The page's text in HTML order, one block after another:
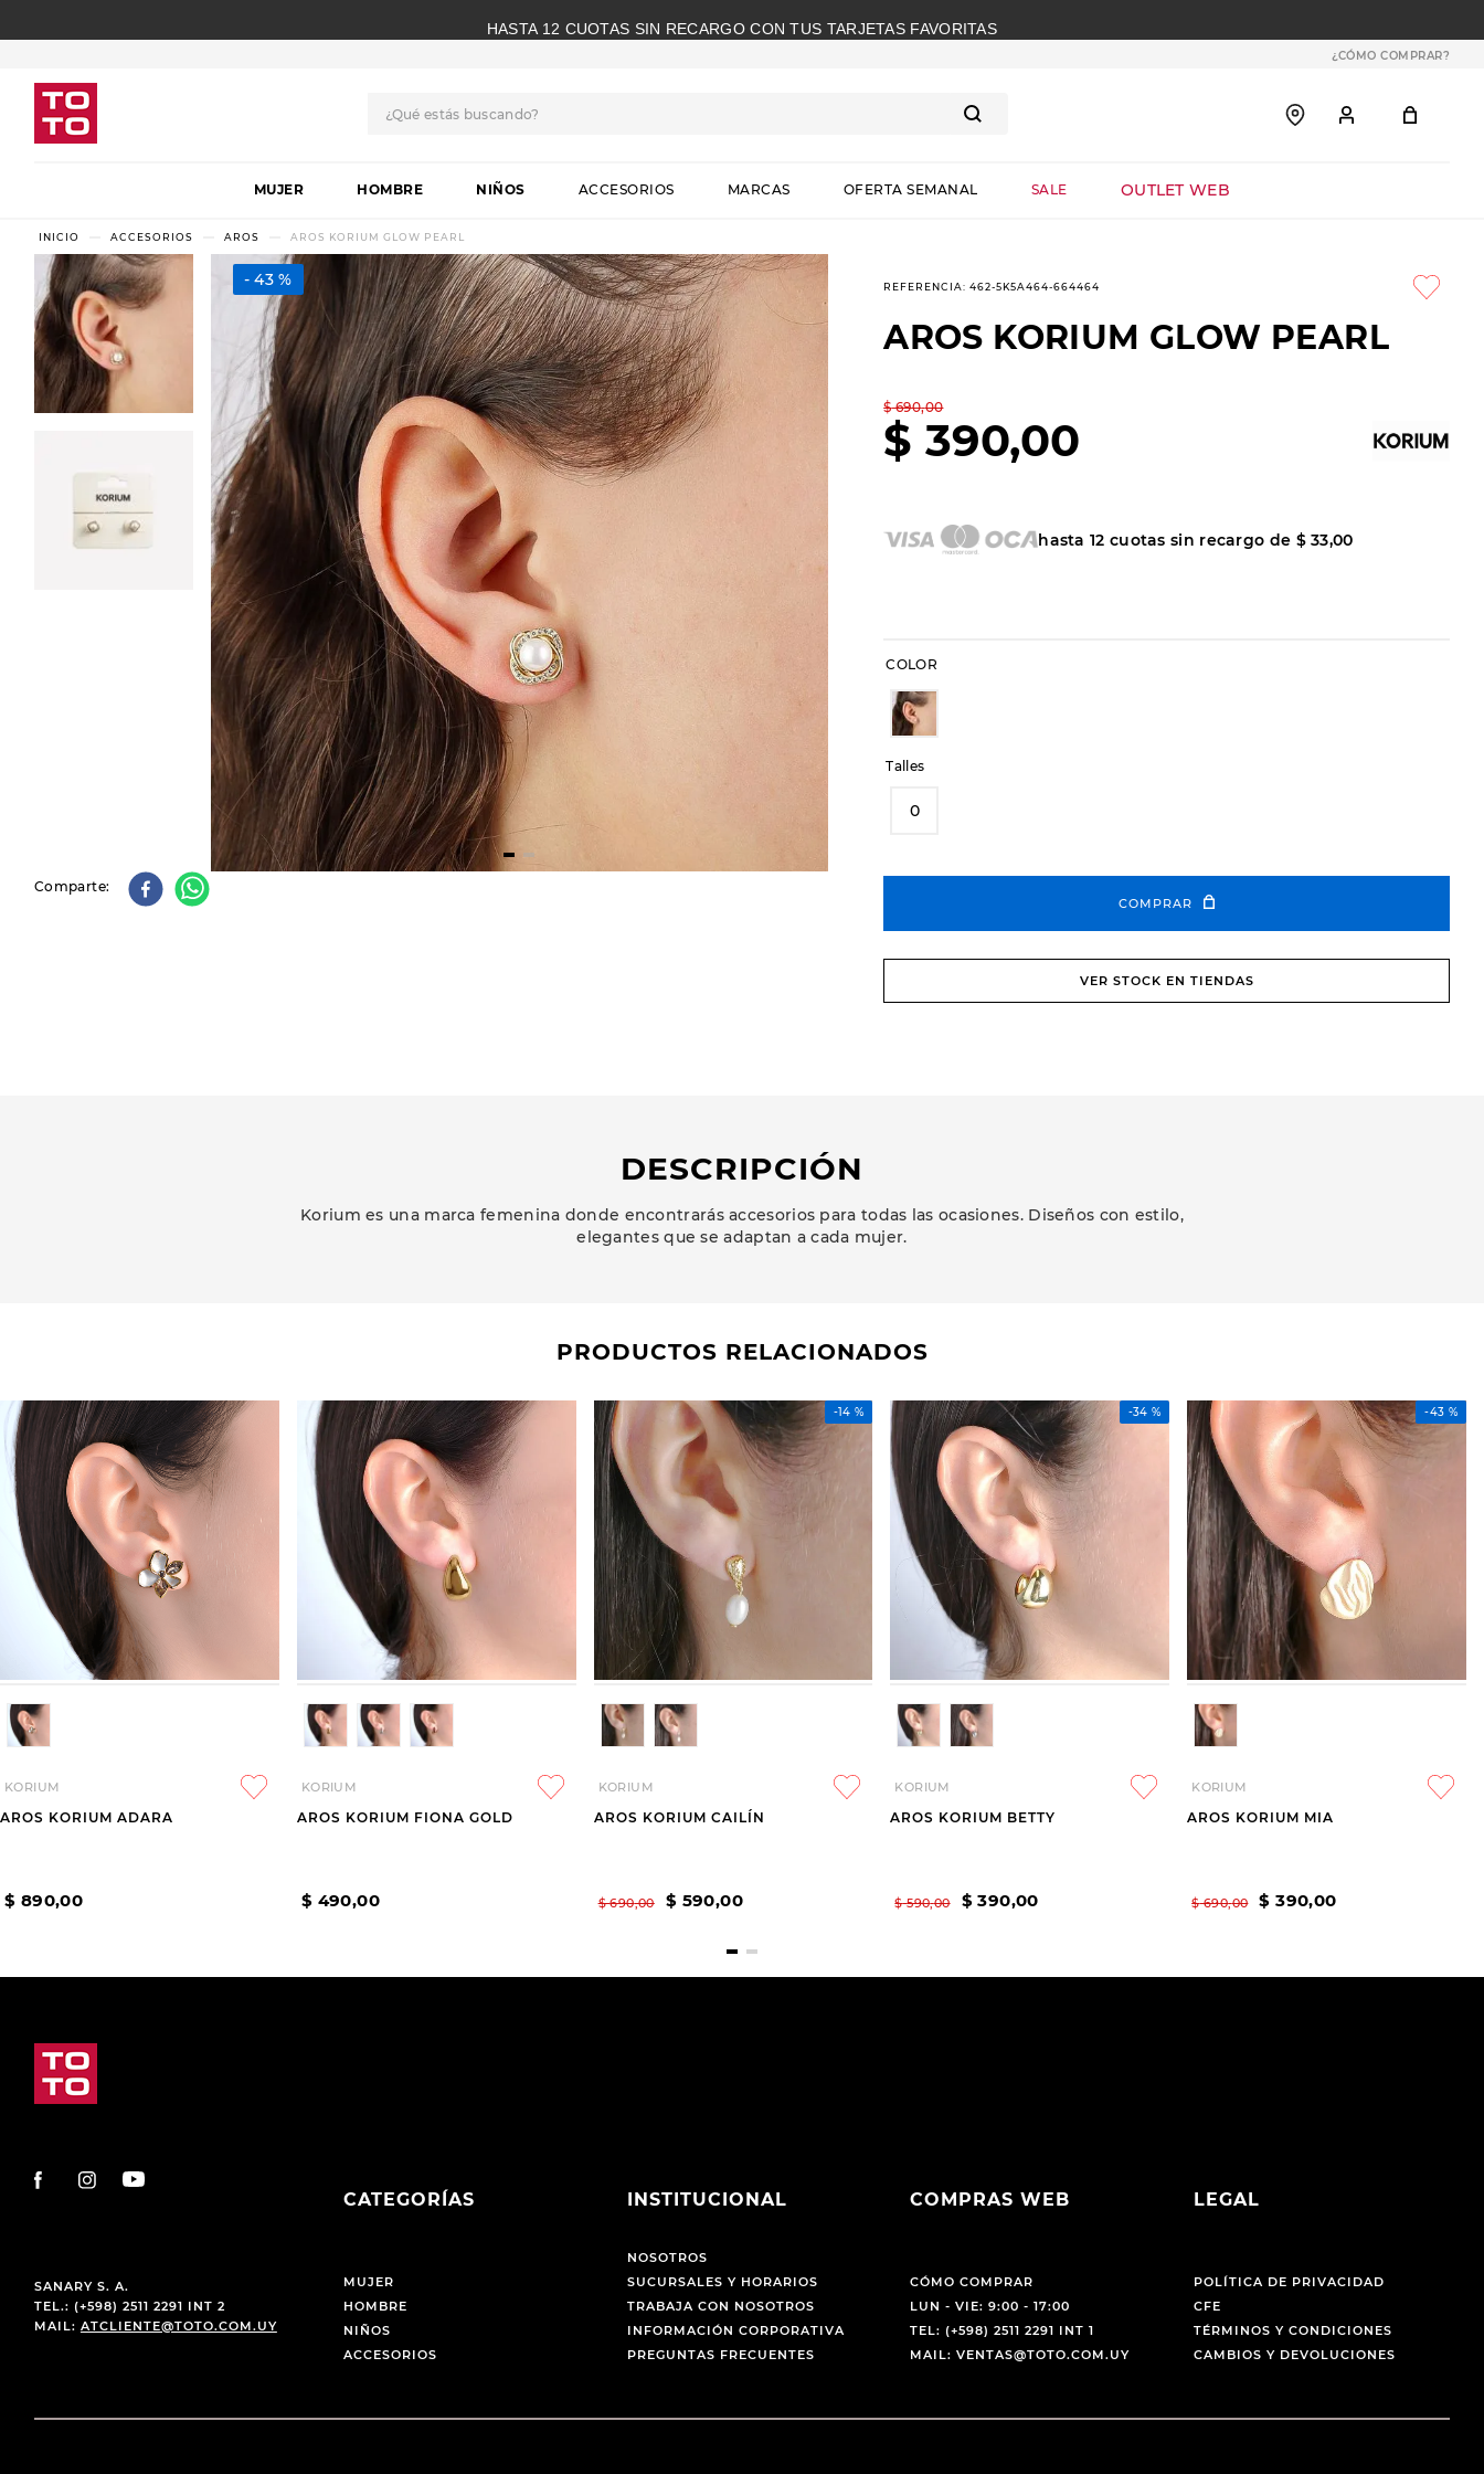
HASTA 12 CUOTAS SIN RECARGO CON TUS TARJETAS FAVORITAS
¿CÓMO COMPRAR?
MUJER HOMBRE NIÑOS ACCESORIOS MARCAS OFERTA SEMANAL SALE OUTLET WEB
ACCESORIOS AROS AROS KORIUM GLOW PEARL
43 %
Comparte
REFERENCIA:462-5K5A464-664464
AROS KORIUM GLOW PEARL
$ 690,00
$ 390,00
hasta12 cuotas sin recargo de $ 33,00
COLOR
Talles
0
COMPRAR
VER STOCK EN TIENDAS
DESCRIPCIÓN
Korium es una marca femenina donde encontrarás accesorios para todas las ocasiones. Diseños con estilo,
elegantes que se adaptan a cada mujer.
PRODUCTOS RELACIONADOS
KORIUM
AROS KORIUM ADARA
$ 890,00
KORIUM
AROS KORIUM FIONA GOLD
$ 490,00
-14 %
KORIUM
AROS KORIUM CAILÍN
$ 690,00 $ 590,00
-34 %
KORIUM
AROS KORIUM BETTY
$ 590,00 $ 390,00
-43 %
KORIUM
AROS KORIUM MIA
$ 690,00 $ 390,00
SANARY S. A.
TEL.: (+598) 2511 2291 INT 2
MAIL: ATCLIENTE@TOTO.COM.UY
CATEGORÍAS
MUJER
HOMBRE
NIÑOS
ACCESORIOS
INSTITUCIONAL
NOSOTROS
SUCURSALES Y HORARIOS
TRABAJA CON NOSOTROS
INFORMACIÓN CORPORATIVA
PREGUNTAS FRECUENTES
COMPRAS WEB
CÓMO COMPRAR
LUN - VIE: 9:00 - 17:00
TEL: (+598) 2511 2291 INT 1
MAIL: VENTAS@TOTO.COM.UY
LEGAL
POLÍTICA DE PRIVACIDAD
CFE
TÉRMINOS Y CONDICIONES
CAMBIOS Y DEVOLUCIONES
1.
botas
2.
skechers
3.
skechers slip-ins
4.
championes
5.
botas mujer
6.
americansport
sandalias
8
hitec
slip-ins
botas dama